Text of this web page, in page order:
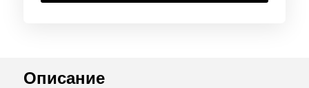
Описание